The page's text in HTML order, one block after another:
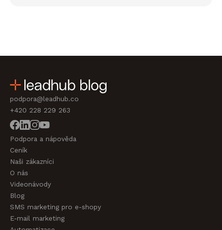
podpora@leadhub.co
+420 228 229 263
Podpora a nápověda
Ceník
Naši zákazníci
O nás
Videonávody
Blog
SMS marketing pro e-shopy
E-mail marketing